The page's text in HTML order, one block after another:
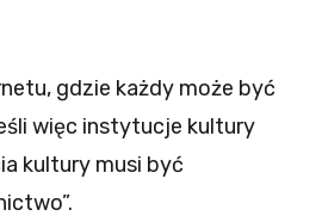
gdzie każdy może być
więc instytucje kultury
kultury musi być